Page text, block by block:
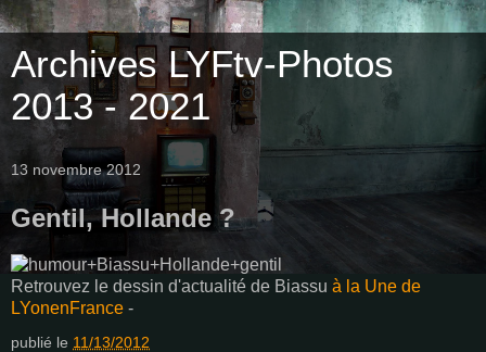
Archives LYFtv-Photos
2013 - 2021
13 novembre 2012
Gentil, Hollande ?
Retrouvez le dessin d'actualité de Biassu à la Une de
LYonenFrance -
publié le 11/13/2012